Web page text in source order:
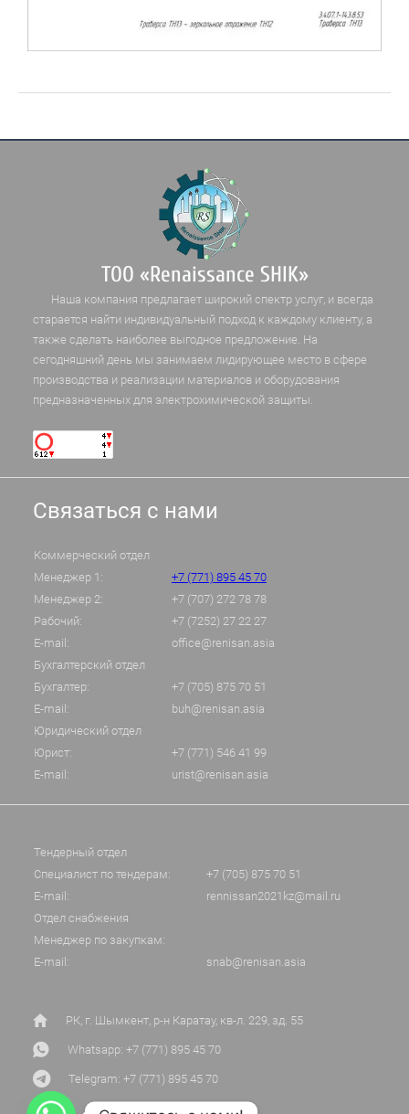
ТОО «Renaissance SHIK»
Наша компания предлагает широкий спектр услуг, и всегда
старается найти индивидуальный подход к каждому клиенту, а
также сделать наиболее выгодное предложение. На
сегодняшний день мы занимаем лидирующее место в сфере
производства и реализации материалов и оборудования
предназначенных для электрохимической защиты.
Связаться с нами
Коммерческий отдел
Менеджер 1:
+7 (771) 895 45 70
Менеджер 2:
+7 (707) 272 78 78
Рабочий:
+7 (7252) 27 22 27
E-mail:
office@renisan.asia
Бухгалтерский отдел
Бухгалтер:
+7 (705) 875 70 51
E-mail:
buh@renisan.asia
Юридический отдел
Юрист:
+7 (771) 546 41 99
E-mail:
urist@renisan.asia
Тендерный отдел
Специалист по тендерам:
+7 (705) 875 70 51
E-mail:
rennissan2021kz@mail.ru
Отдел снабжения
Менеджер по закупкам:
E-mail:
snab@renisan.asia
РК, г. Шымкент, р-н Каратау, кв-л. 229, зд. 55
Whatsapp: +7 (771) 895 45 70
Telegram: +7 (771) 895 45 70